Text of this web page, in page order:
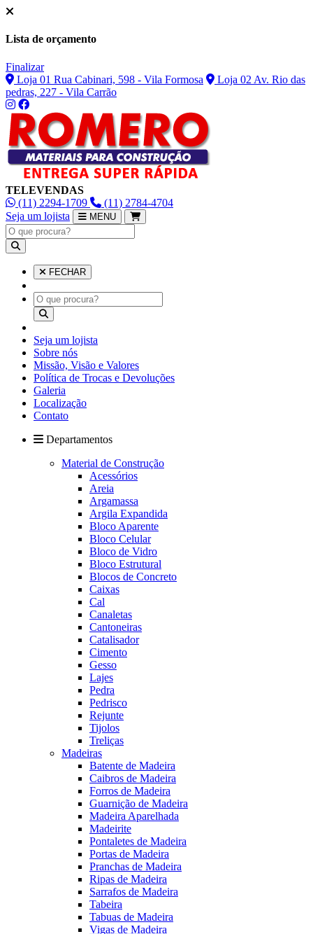
Lista de orçamento
Finalizar
Loja 01 Rua Cabinari, 598 - Vila Formosa
Loja 02 Av. Rio das
pedras, 227 - Vila Carrão
TELEVENDAS
(11) 2294-1709
(11) 2784-4704
Seja um lojista
MENU
FECHAR
Seja um lojista
Sobre nós
Missão, Visão e Valores
Política de Trocas e Devoluções
Galeria
Localização
Contato
Departamentos
Material de Construção
Acessórios
Areia
Argamassa
Argila Expandida
Bloco Aparente
Bloco Celular
Bloco de Vidro
Bloco Estrutural
Blocos de Concreto
Caixas
Cal
Canaletas
Cantoneiras
Catalisador
Cimento
Gesso
Lajes
Pedra
Pedrisco
Rejunte
Tijolos
Treliças
Madeiras
Batente de Madeira
Caibros de Madeira
Forros de Madeira
Guarnição de Madeira
Madeira Aparelhada
Madeirite
Pontaletes de Madeira
Portas de Madeira
Pranchas de Madeira
Ripas de Madeira
Sarrafos de Madeira
Tabeira
Tabuas de Madeira
Vigas de Madeira